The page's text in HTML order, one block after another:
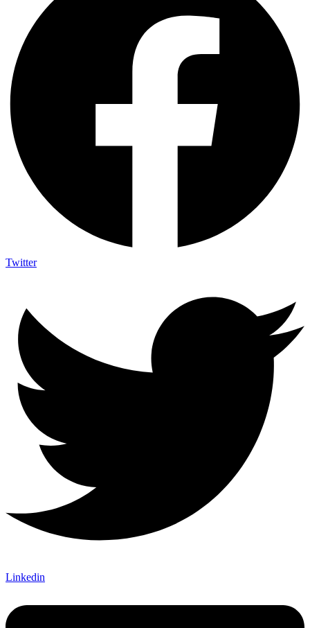
Twitter
Linkedin